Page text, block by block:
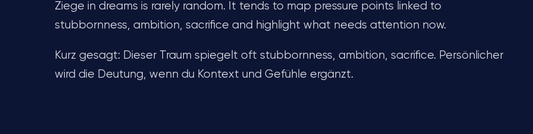
Ziege in dreams is rarely random. It tends to map pressure points linked to
stubbornness, ambition, sacrifice and highlight what needs attention now.
Kurz gesagt: Dieser Traum spiegelt oft stubbornness, ambition, sacrifice. Persönlicher
wird die Deutung, wenn du Kontext und Gefühle ergänzt.